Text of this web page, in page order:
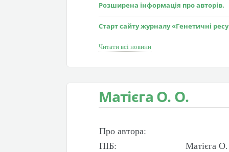
Розширена інформація про авторів.
Старт сайту журналу «Генетичні
Читати всі новини
Матієга О. О.
Про автора:
ПІБ:
Матієга